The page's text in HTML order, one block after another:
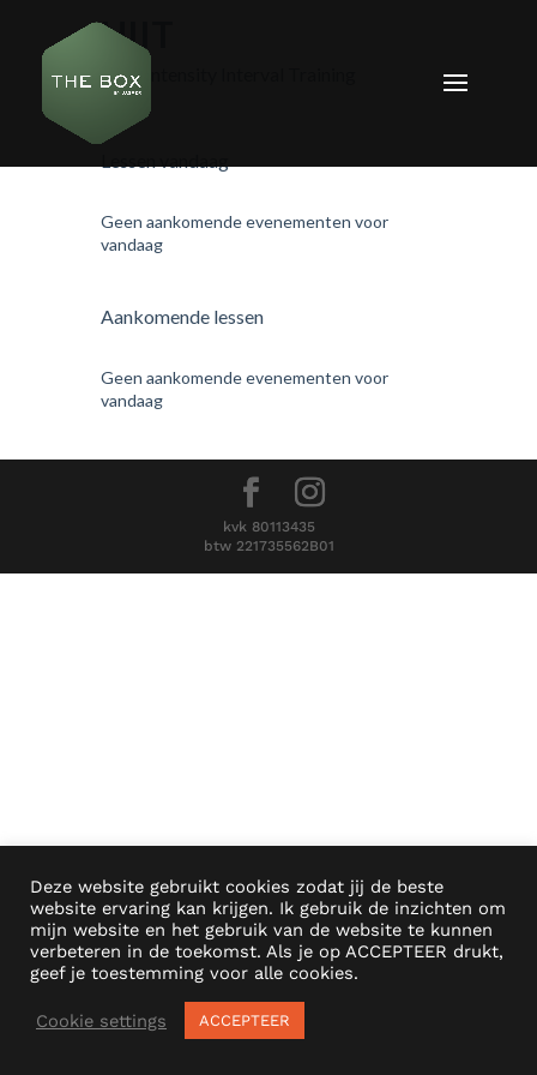
HIIT
High Intensity Interval Training
Geen aankomende evenementen voor
vandaag
Aankomende lessen
Geen aankomende evenementen voor
vandaag
kvk 80113435
btw 221735562B01
Deze website gebruikt cookies zodat jij de beste
website ervaring kan krijgen. Ik gebruik de inzichten om
mijn website en het gebruik van de website te kunnen
verbeteren in de toekomst. Als je op ACCEPTEER drukt,
geef je toestemming voor alle cookies.
Cookie settings ACCEPTEER